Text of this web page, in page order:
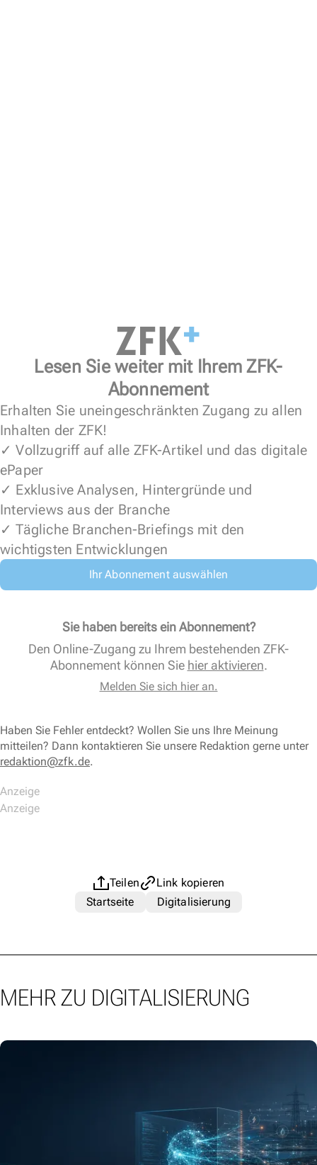
Lesen Sie weiter mit Ihrem ZFK-
Abonnement
Erhalten Sie uneingeschränkten Zugang zu allen
Inhalten der ZFK!
✓ Vollzugriff auf alle ZFK-Artikel und das digitale
ePaper
✓ Exklusive Analysen, Hintergründe und
Interviews aus der Branche
✓ Tägliche Branchen-Briefings mit den
wichtigsten Entwicklungen
Ihr Abonnement auswählen
Sie haben bereits ein Abonnement?
Den Online-Zugang zu Ihrem bestehenden ZFK-
Abonnement können Sie hier aktivieren.
Melden Sie sich hier an.
Haben Sie Fehler entdeckt? Wollen Sie uns Ihre Meinung
mitteilen? Dann kontaktieren Sie unsere Redaktion gerne unter
redaktion@zfk.de.
Teilen
Link kopieren
Startseite
Digitalisierung
MEHR ZU DIGITALISIERUNG